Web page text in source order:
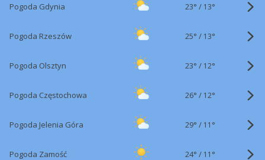
Pogoda Gdynia 23° / 13°
Pogoda Rzeszów 25° / 13°
Pogoda Olsztyn 23° / 12°
Pogoda Częstochowa 26° / 12°
Pogoda Jelenia Góra 29° / 11°
Pogoda Zamość 24° / 11°